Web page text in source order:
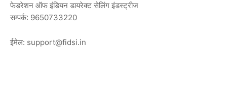
फेडरेशन ऑफ इंडियन डायरेक्ट सेलिंग इंडस्ट्रीज
सम्पर्क: 9650733220
ईमेल: support@fidsi.in